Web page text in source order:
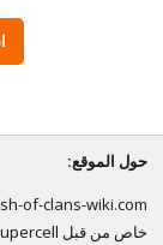
حول الموقع: